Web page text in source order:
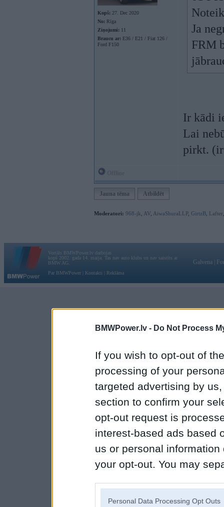
BMWPower.lv - Do Not Process
If you wish to opt-out of
processing of your
targeted advertising by
section to confirm your
opt-out request is
interest-based ads based
us or personal
your opt-out. You may
Personal Data Processing Opt Outs
Kopš: 27. Dec 2020
No: Rīga
Ziņojumi: 11
Braucu ar: E36 / E21 / Fiat 126 /
Ford F150
Ja
FRM
Ir kādi
Lai
pirkt.
Jauna tēma Atbildēt
Moderatori: 968-jk AV AiwaShuraLLP, GirtzB Lafter
Vortāls BMWPower.lv darbojas
kopš 2002. gada 14. maija. Tas nav auto klubs un nav saistīts ar
BMW AG.
Par BMWPower
Kontakti Reklāma
Galvena